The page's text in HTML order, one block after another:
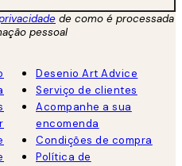
de como é processada
pessoal
Desenio Art Advice
Serviço de clientes
Acompanhe a sua
encomenda
Condições de compra
Política de